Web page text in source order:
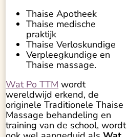
Thaise Apotheek
Thaise medische
praktijk
Thaise Verloskundige
Verpleegkundige en
Thaise massage.
Wat Po TTM wordt
wereldwijd erkend, de
originele Traditionele Thaise
Massage behandeling en
training van de school, wordt